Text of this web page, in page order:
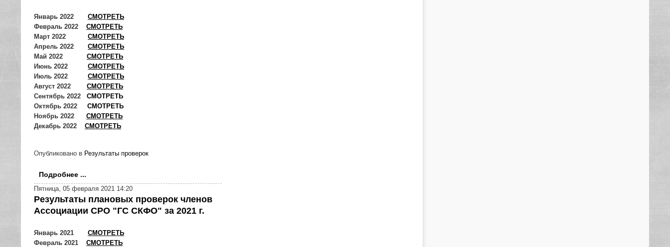
Январь 2022
СМОТРЕТЬ
Февраль 2022
СМОТРЕТЬ
Март 2022
СМОТРЕТЬ
Апрель 2022
СМОТРЕТЬ
Май 2022
СМОТРЕТЬ
Июнь 2022 СМОТРЕТЬ
Июль 2022 СМОТРЕТЬ
Август 2022 СМОТРЕТЬ
Сентябрь 2022 СМОТРЕТЬ
Октябрь 2022 СМОТРЕТЬ
Ноябрь 2022
СМОТРЕТЬ
Декабрь 2022 СМОТРЕТЬ
Опубликовано в Результаты проверок
Подробнее ...
Пятница, 05 февраля 2021 14:20
Результаты плановых проверок членов
Ассоциации СРО "ГС СКФО" за 2021 г.
Январь 2021
СМОТРЕТЬ
Февраль 2021
СМОТРЕТЬ